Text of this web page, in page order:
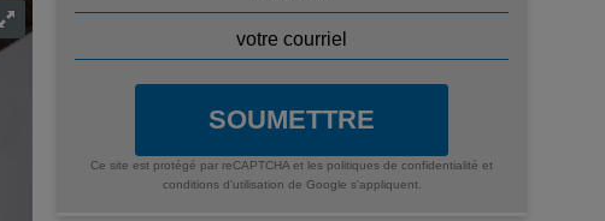
SOUMETTRE
Ce site est protégé par reCAPTCHA et les politiques de confidentialité et
conditions d'utilisation de Google s'appliquent.